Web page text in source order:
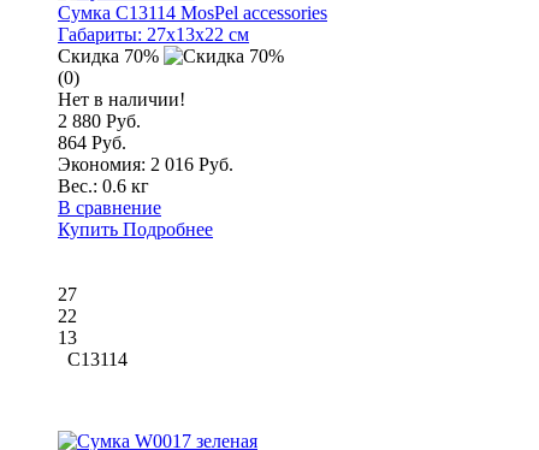
Сумка C13114 MosPel accessories
Габариты: 27x13x22 см
Скидка 70%
(0)
Нет в наличии!
2 880 Руб.
864 Руб.
Экономия: 2 016 Руб.
Вес.: 0.6 кг
В сравнение
Купить Подробнее
27
22
13
C13114